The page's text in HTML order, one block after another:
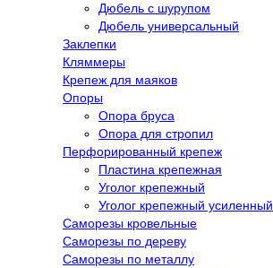
Дюбель с шурупом
Дюбель универсальный
Заклепки
Кляммеры
Крепеж для маяков
Опоры
Опора бруса
Опора для стропил
Перфорированный крепеж
Пластина крепежная
Уголог крепежный
Уголог крепежный усиленный
Саморезы кровельные
Саморезы по дереву
Саморезы по металлу